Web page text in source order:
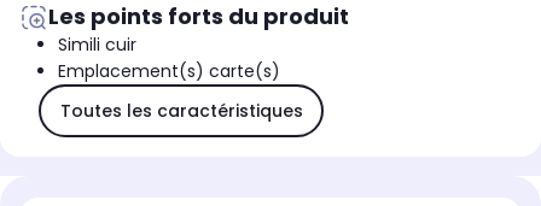
Les points forts du produit
Simili cuir
Emplacement(s) carte(s)
Toutes les caractéristiques